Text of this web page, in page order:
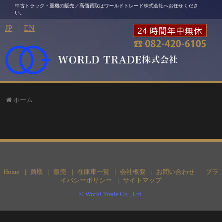
中古トラック・重機の販売／高価買取はワールドトレード株式会社へお任せくださ
い。
JP | EN
ホーム
Home 買取 販売 在庫車一覧 会社概要 お問い合わせ
プラ
イバシーポリシー
サイトマップ
© ︎World Trade Co., Ltd.